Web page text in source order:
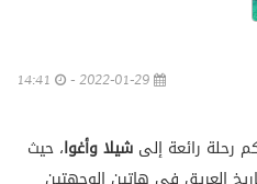
رحلة رائعة إلىشيلا وأغوا، حيث